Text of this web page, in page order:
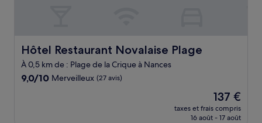
Hôtel Restaurant Novalaise Plage
Hôtel Restaurant Novalaise Plage
À 0,5 km de : Plage de la Crique à Nances
9.0
9,0/10 Merveilleux (27 avis)
Le
nouveau
prix
137 €
taxes et frais compris
16 août - 17 août